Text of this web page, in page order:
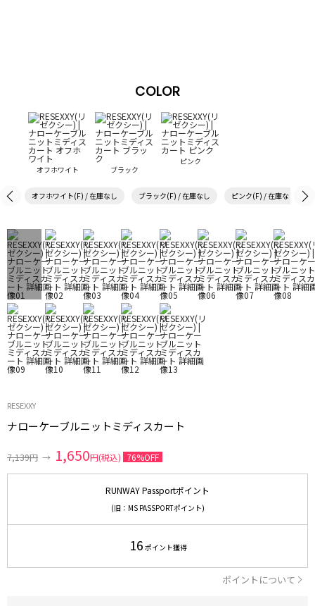
COLOR
オフホワイト ブラック
ピンク
オフホワイト(F) / 在庫なし ブラック(F) / 在庫なし ピンク(F) / 在庫なし
RESEXXY
ナローケーブルニットミディスカート
7,139円 → 1,650円(税込) 76%OFF
RUNWAY Passportポイント
(旧：MS PASSPORTポイント)
16 ポイント獲得
ポイントについて